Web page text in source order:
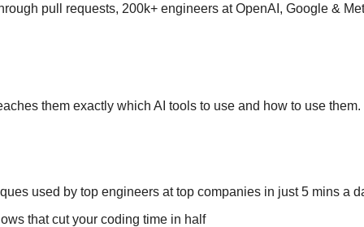
pull requests, 200k+ engineers at OpenAI, Google &
them exactly which AI tools to use and how to use them.
used by top engineers at top companies in just 5 mins a
that cut your coding time in half